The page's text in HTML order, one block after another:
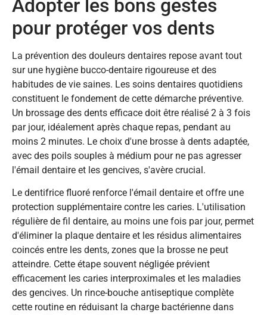
Adopter les bons gestes
pour protéger vos dents
La prévention des douleurs dentaires repose avant tout
sur une hygiène bucco-dentaire rigoureuse et des
habitudes de vie saines. Les soins dentaires quotidiens
constituent le fondement de cette démarche préventive.
Un brossage des dents efficace doit être réalisé 2 à 3 fois
par jour, idéalement après chaque repas, pendant au
moins 2 minutes. Le choix d'une brosse à dents adaptée,
avec des poils souples à médium pour ne pas agresser
l'émail dentaire et les gencives, s'avère crucial.
Le dentifrice fluoré renforce l'émail dentaire et offre une
protection supplémentaire contre les caries. L'utilisation
régulière de fil dentaire, au moins une fois par jour, permet
d'éliminer la plaque dentaire et les résidus alimentaires
coincés entre les dents, zones que la brosse ne peut
atteindre. Cette étape souvent négligée prévient
efficacement les caries interproximales et les maladies
des gencives. Un rince-bouche antiseptique complète
cette routine en réduisant la charge bactérienne dans